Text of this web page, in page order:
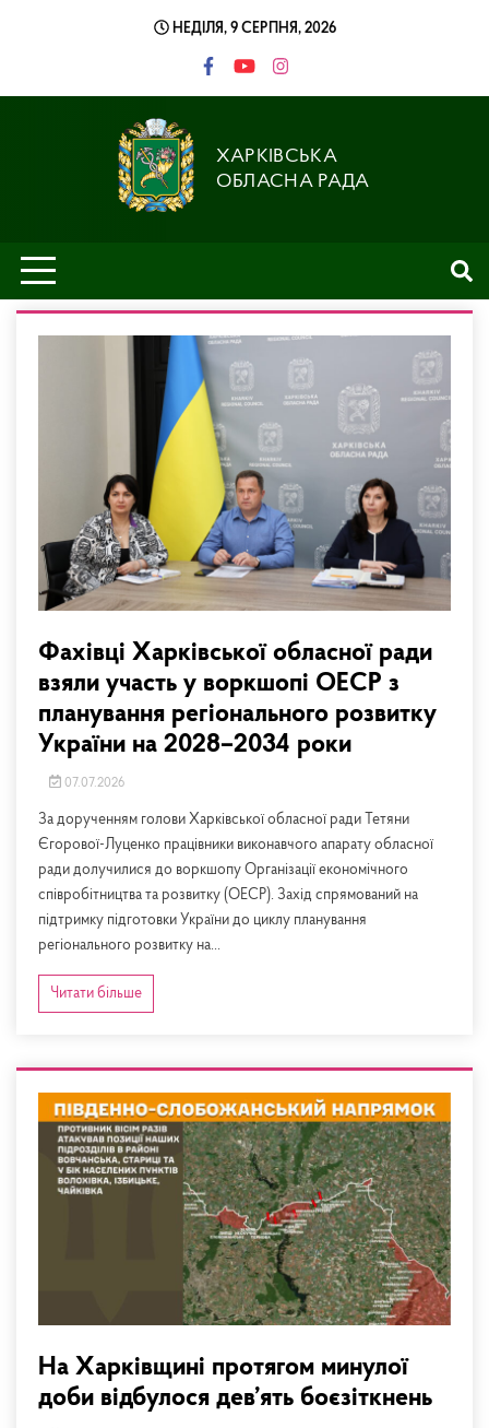
НЕДІЛЯ, 9 СЕРПНЯ, 2026
ХАРКІВСЬКА
ОБЛАСНА РАДА
Фахівці Харківської обласної ради
взяли участь у воркшопі ОЕСР з
планування регіонального розвитку
України на 2028–2034 роки
07.07.2026
За дорученням голови Харківської обласної ради Тетяни
Єгорової-Луценко працівники виконавчого апарату обласної
ради долучилися до воркшопу Організації економічного
співробітництва та розвитку (ОЕСР). Захід спрямований на
підтримку підготовки України до циклу планування
регіонального розвитку на...
Читати більше
На Харківщині протягом минулої
доби відбулося дев’ять боєзіткнень